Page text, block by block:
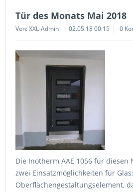
Tür des Monats Mai 2018
Von: XXL-Admin 02.05.18 00:15 0
Die Inotherm AAE 1056 für
zwei Einsatzmöglichkeiten für
Oberflächengestaltungselement,